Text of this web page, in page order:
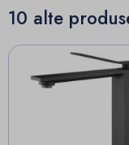
10 alte